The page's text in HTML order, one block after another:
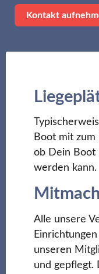
Kontakt
Boot mit zum
ob Dein Boot
werden kann.
Alle unsere
unseren
und gepflegt.